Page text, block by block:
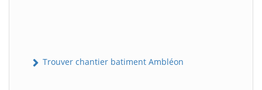
Trouver chantier batiment Ambléon